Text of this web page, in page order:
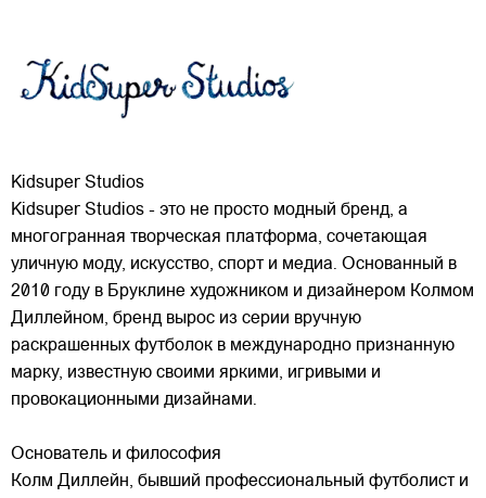
Kidsuper Studios
Kidsuper Studios - это не просто модный бренд, а
многогранная творческая платформа, сочетающая
уличную моду, искусство, спорт и медиа. Основанный в
2010 году в Бруклине художником и дизайнером Колмом
Диллейном, бренд вырос из серии вручную
раскрашенных футболок в международно признанную
марку, известную своими яркими, игривыми и
провокационными дизайнами.
Основатель и философия
Колм Диллейн, бывший профессиональный футболист и